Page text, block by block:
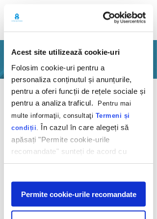
Acest site utilizează cookie-uri
Folosim cookie-uri pentru a
personaliza conținutul și anunțurile,
pentru a oferi funcții de rețele sociale și
pentru a analiza traficul.
Pentru mai
multe informaţii, consultaţi Termeni și
condiții În cazul în care alegeți să
apăsați "Permite cookie-urile
recomandate" sunteți de acord cu
utilizarea modulelor noastre cookie.
Afişare
Permite cookie-urile recomandate
PORTOFOLIU
Inapoi
Gătești fresh și te
relaxezi cool
LG
2023